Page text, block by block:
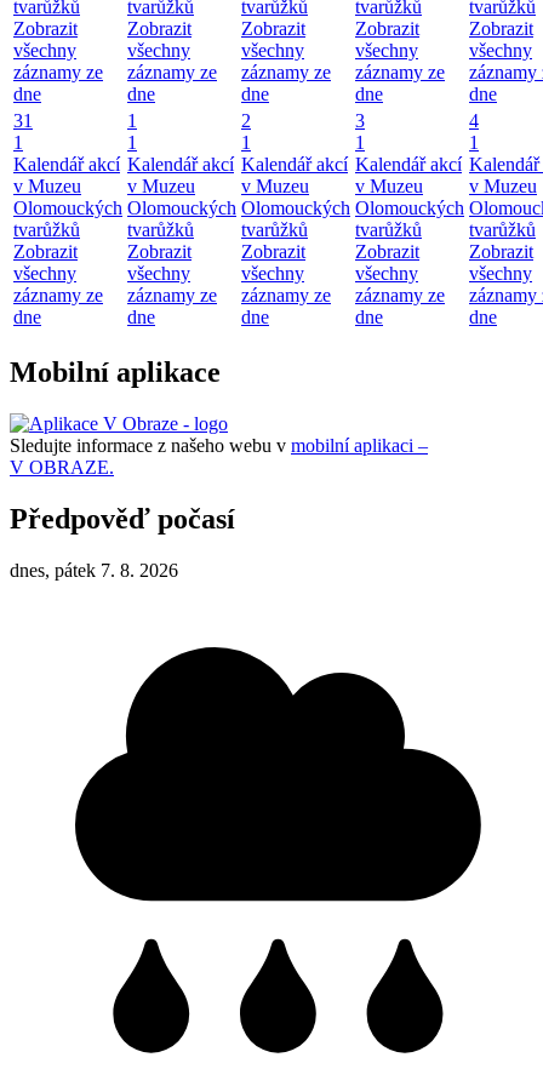
tvarůžků
Zobrazit
všechny
záznamy ze
dne
tvarůžků
Zobrazit
všechny
záznamy ze
dne
tvarůžků
Zobrazit
všechny
záznamy ze
dne
tvarůžků
Zobrazit
všechny
záznamy ze
dne
tvarůžků
Zobrazit
všechny
záznamy
dne
31
1
Kalendář akcí
v Muzeu
Olomouckých
tvarůžků
Zobrazit
všechny
záznamy ze
dne
1
1
Kalendář akcí
v Muzeu
Olomouckých
tvarůžků
Zobrazit
všechny
záznamy ze
dne
2
1
Kalendář akcí
v Muzeu
Olomouckých
tvarůžků
Zobrazit
všechny
záznamy ze
dne
3
1
Kalendář akcí
v Muzeu
Olomouckých
tvarůžků
Zobrazit
všechny
záznamy ze
dne
4
1
v Muzeu
tvarůžků
Zobrazit
všechny
záznamy
dne
Mobilní aplikace
Sledujte informace z našeho webu v mobilní aplikaci –
V OBRAZE.
Předpověď počasí
dnes, pátek 7. 8. 2026